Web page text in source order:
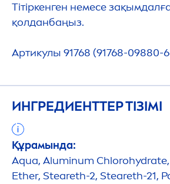
Тітіркенген немесе
қолданбаңыз.
Артикулы 91768 (91768-09880-
ИНГРЕДИЕНТТЕР ТІЗІМІ
Құрамында:
Aqua, Aluminum Chlorohydra
Ether, Steareth-2, Steareth-21,